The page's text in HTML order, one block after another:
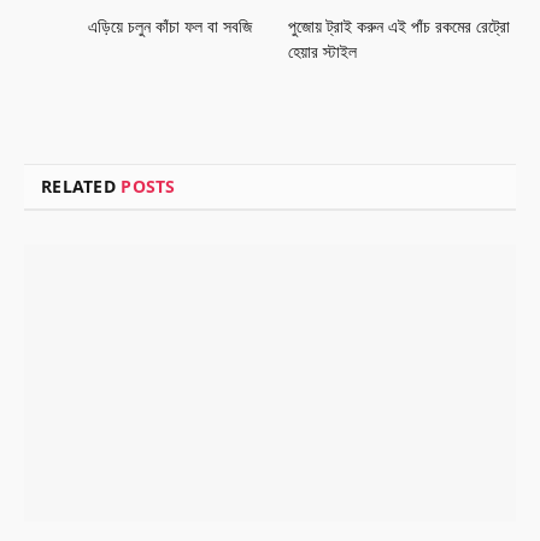
এড়িয়ে চলুন কাঁচা ফল বা সবজি
পুজোয় ট্রাই করুন এই পাঁচ রকমের রেট্রো
হেয়ার স্টাইল
RELATED POSTS